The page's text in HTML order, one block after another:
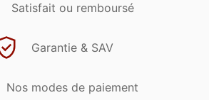
Satisfait ou remboursé
Garantie & SAV
Nos modes de paiement